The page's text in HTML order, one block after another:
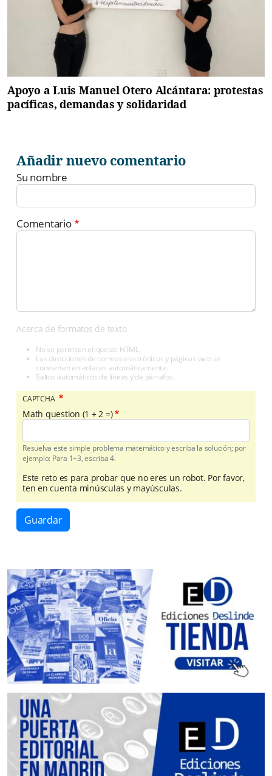
Apoyo a Luis Manuel Otero Alcántara: protestas
pacíficas, demandas y solidaridad
Añadir nuevo comentario
Su nombre
Comentario
Acerca de formatos de texto
No se permiten etiquetas HTML.
Las direcciones de correos electrónicos y páginas web se
convierten en enlaces automáticamente.
Saltos automáticos de líneas y de párrafos.
CAPTCHA
Math question (1 + 2 =)
Resuelva este simple problema matemático y escriba la solución; por
ejemplo: Para 1+3, escriba 4.
Este reto es para probar que no eres un robot. Por favor,
ten en cuenta minúsculas y mayúsculas.
Guardar